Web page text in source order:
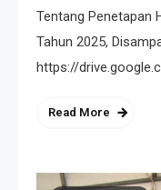
Tentang Penetapan
Tahun 2025,
https://
Read More